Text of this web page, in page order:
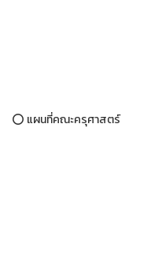
⭕ แผนที่คณะครุศาสตร์